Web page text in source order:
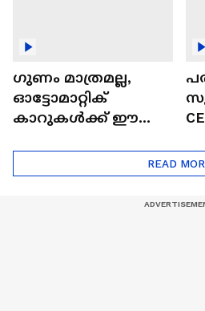
ഗുണം മാത്രമല്ല,
ഓട്ടോമാറ്റിക്
കാറുകൾക്ക് ഈ
READ